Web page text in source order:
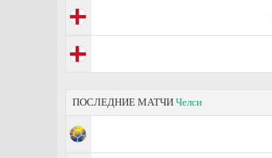
ПОСЛЕДНИЕ МАТЧИ Челси